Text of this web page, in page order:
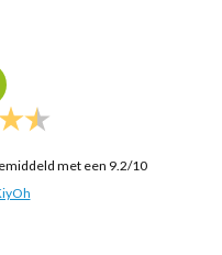
met een 9.2/10